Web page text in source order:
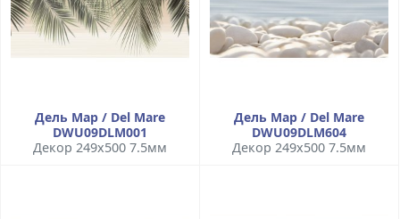
Дель Мар / Del Mare
DWU09DLM001
Декор 249x500 7.5мм
Дель Мар / Del Mare
DWU09DLM604
Декор 249x500 7.5мм